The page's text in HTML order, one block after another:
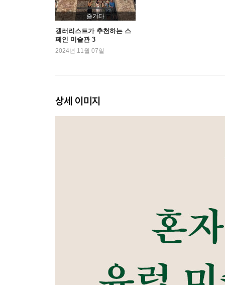
마우리츠하위스 미술관 | 쿤스트 뮤지엄 헤이그 |
Part 6 덴마크
에필로그 2 세계 최고의 옥션 하우스에 입사하기까
즐기다
갤러리스트가 추천하는 스
페인 미술관 3
2024년 11월 07일
상세 이미지